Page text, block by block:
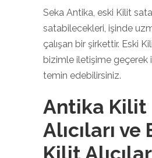
Seka Antika, eski Kilit
satabilecekleri, işinde
çalışan bir şirkettir. Eski
bizimle iletişime geçerek
temin edebilirsiniz.
Antika Kilit
Alıcıları ve
Kilit